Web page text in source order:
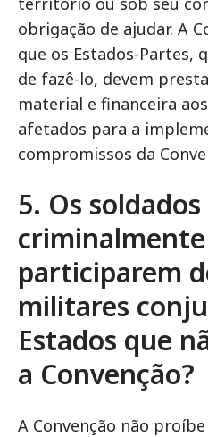
obrigação de ajudar. A
que os Estados-Partes,
de fazê-lo, devem
material e financeira
afetados para a
compromissos da
5. Os
participarem
militares
Estados que
a Convenção?
A Convenção não